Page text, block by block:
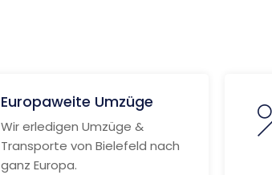
Europaweite Umzüge
Wir erledigen Umzüge &
Transporte von Bielefeld nach
ganz Europa.